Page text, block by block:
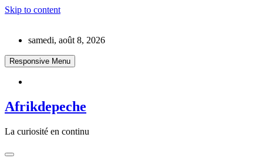
Skip to content
samedi, août 8, 2026
Responsive Menu
Afrikdepeche
La curiosité en continu